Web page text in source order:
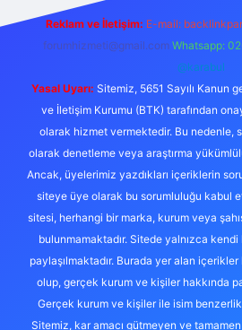
Reklam ve İletişim: E-mail:
forumhizmeti@gmail.com Whatsapp:
@karabul
Yasal Uyarı: Sitemiz, 5651 Sayılı Kanun
ve İletişim Kurumu (BTK) tarafından
olarak hizmet vermektedir. Bu nedenle,
olarak denetleme veya araştırma
Ancak, üyelerimiz yazdıkları içeriklerin
siteye üye olarak bu sorumluluğu kabul
sitesi, herhangi bir marka, kurum veya
bulunmamaktadır. Sitede yalnızca kendi
paylaşılmaktadır. Burada yer alan
olup, gerçek kurum ve kişiler hakkında
Gerçek kurum ve kişiler ile isim
Sitemiz, kar amacı gütmeyen ve